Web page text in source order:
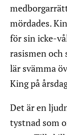
mördades.
för sin icke-
rasismen och
lär svämma
King på
Det är en
tystnad som